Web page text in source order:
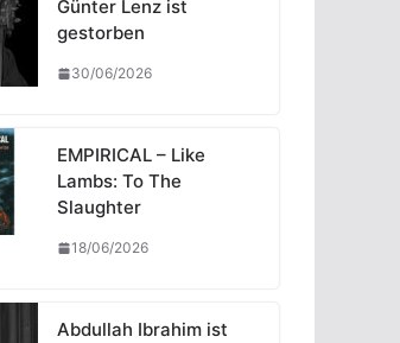
Günter Lenz ist
gestorben
30/06/2026
EMPIRICAL – Like
Lambs: To The
Slaughter
18/06/2026
Abdullah Ibrahim ist